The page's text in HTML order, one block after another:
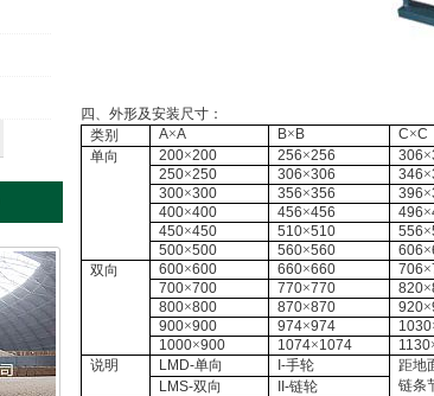
四、外形及安装尺寸：
类别
A×A B× B C×C
单向
200×200 256×256 306×
250×250 306×306 346×
300×300 356×356 396×
400×400 456×456 496×
450×450 510×510 556×
500×500 560×560 606×
双向
600×600 660×660 706×
700×700 770×770 820×
800×800 870×870 920×
900×900 974×974 1030
1000×900 1074×1074 1130
说明
LMD-单向 I-手轮 距地
链条
LMS-双向 II-链轮